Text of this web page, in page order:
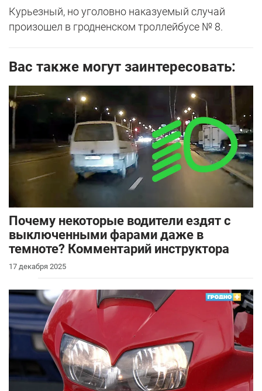
Курьезный, но уголовно наказуемый случай
произошел в гродненском троллейбусе № 8.
Вас также могут заинтересовать:
Почему некоторые водители ездят с
выключенными фарами даже в
темноте? Комментарий инструктора
17 декабря 2025